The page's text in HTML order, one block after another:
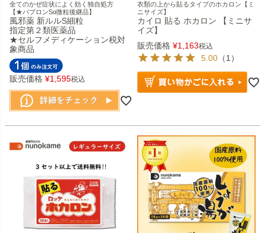
全てのかぜ症状によく効く独自処方
【★パブロンSα微粒後継品】
風邪薬 新ルルS細粒
指定第２類医薬品
★セルフメディケーション税対
象商品
販売価格 ¥1,595税込
衣類の上から貼るタイプのホカロン【ミ
ニサイズ】
カイロ 貼る ホカロン 【ミニサ
イズ】
販売価格 ¥1,163税込
5.00 （1）